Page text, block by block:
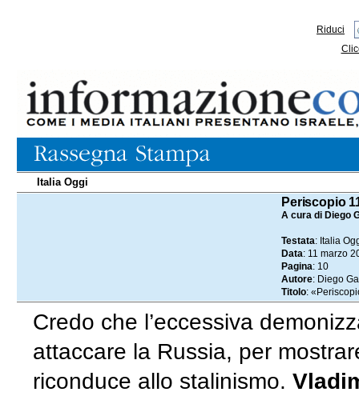
Riduci
Italia Oggi
Periscopio
A cura di Diego
Testata: Italia
Data: 11 marzo
Pagina: 10
Autore: Diego
Titolo:
Credo che l’eccessiva
attaccare la Russia, per
riconduce allo stalinismo.